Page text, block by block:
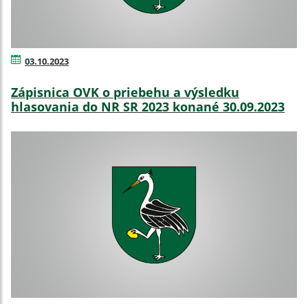
03.10.2023
Zápisnica OVK o priebehu a výsledku
hlasovania do NR SR 2023 konané 30.09.2023